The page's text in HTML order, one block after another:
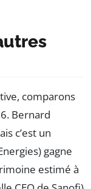
comparons
Bernard
c’est un
gagne
estimé à